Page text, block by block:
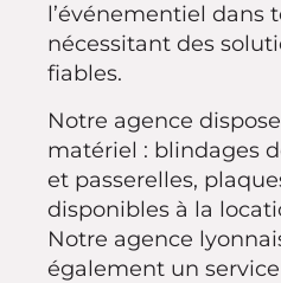
l’événementiel dans
nécessitant des
fiables.
Notre agence
matériel : blindages
et passerelles,
disponibles à la
Notre agence
également un